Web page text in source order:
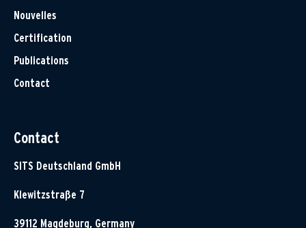
Nouvelles
Certification
Publications
Contact
Contact
SITS Deutschland GmbH
Klewitzstraße 7
39112 Magdeburg, Germany